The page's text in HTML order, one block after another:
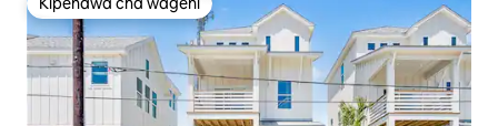
Kipendwa cha wageni